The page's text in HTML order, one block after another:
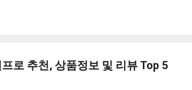
로 추천, 상품정보 및 리뷰 Top 5